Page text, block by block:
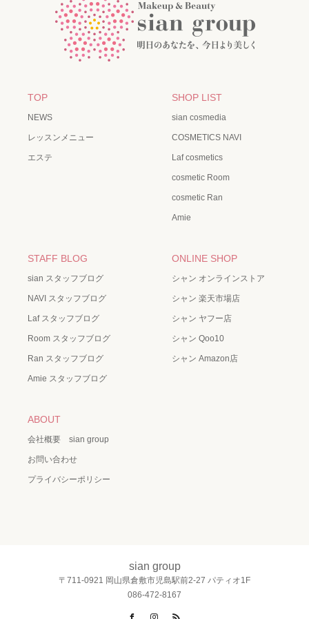
TOP
NEWS
レッスンメニュー
エステ
SHOP LIST
sian cosmedia
COSMETICS NAVI
Laf cosmetics
cosmetic Room
cosmetic Ran
Amie
STAFF BLOG
sian スタッフブログ
NAVI スタッフブログ
Laf スタッフブログ
Room スタッフブログ
Ran スタッフブログ
Amie スタッフブログ
ONLINE SHOP
シャン オンラインストア
シャン 楽天市場店
シャン ヤフー店
シャン Qoo10
シャン Amazon店
ABOUT
会社概要 sian group
お問い合わせ
プライバシーポリシー
sian group
〒711-0921 岡山県倉敷市児島駅前2-27 パティオ1F
086-472-8167
FacebookInstagram